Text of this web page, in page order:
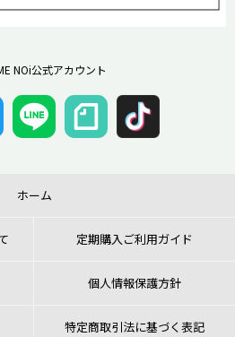
NOi公式アカウント
ホーム
定期購入ご利用ガイド
個人情報保護方針
特定商取引法に基づく表記